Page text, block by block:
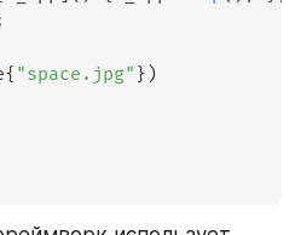
{ "space.jpg" } )